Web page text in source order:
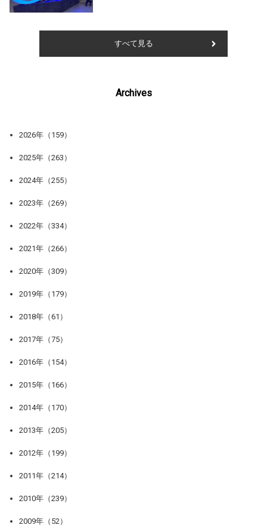
すべて見る
Archives
2026年（159）
2025年（263）
2024年（255）
2023年（269）
2022年（334）
2021年（266）
2020年（309）
2019年（179）
2018年（61）
2017年（75）
2016年（154）
2015年（166）
2014年（170）
2013年（205）
2012年（199）
2011年（214）
2010年（239）
2009年（52）